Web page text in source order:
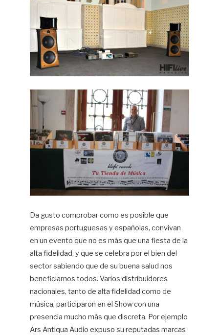
Da gusto comprobar como es posible que
empresas portuguesas y españolas, convivan
en un evento que no es más que una fiesta de la
alta fidelidad, y que se celebra por el bien del
sector sabiendo que de su buena salud nos
beneficiamos todos. Varios distribuidores
nacionales, tanto de alta fidelidad como de
música, participaron en el Show con una
presencia mucho más que discreta. Por ejemplo
Ars Antiqua Audio expuso su reputadas marcas